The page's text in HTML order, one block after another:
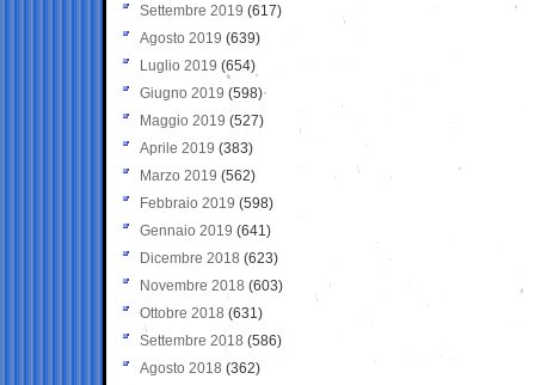
Settembre 2019 (617)
Agosto 2019 (639)
Luglio 2019 (654)
Giugno 2019 (598)
Maggio 2019 (527)
Aprile 2019 (383)
Marzo 2019 (562)
Febbraio 2019 (598)
Gennaio 2019 (641)
Dicembre 2018 (623)
Novembre 2018 (603)
Ottobre 2018 (631)
Settembre 2018 (586)
Agosto 2018 (362)